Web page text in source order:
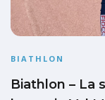
BIATHLON
Biathlon – La